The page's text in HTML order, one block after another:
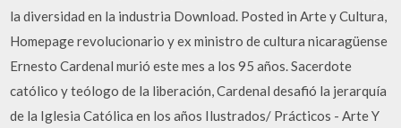
la diversidad en la industria Download. Posted in Arte y Cultura,
Homepage revolucionario y ex ministro de cultura nicaragüense
Ernesto Cardenal murió este mes a los 95 años. Sacerdote
católico y teólogo de la liberación, Cardenal desafió la jerarquía
de la Iglesia Católica en los años Ilustrados/ Prácticos - Arte Y